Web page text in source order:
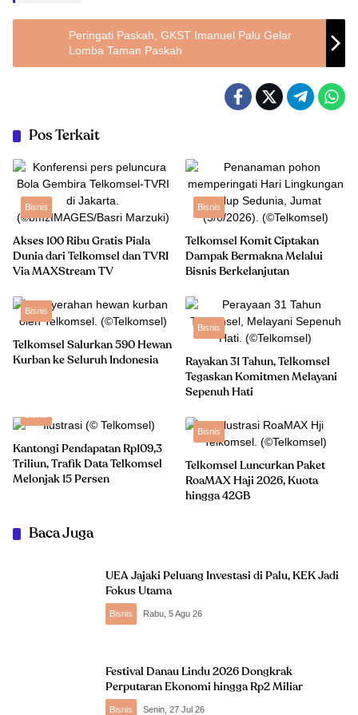
Peringati Paskah, GKST Imanuel Palu Gelar
Lomba Taman Paskah
Pos Terkait
Bisnis
Akses 100 Ribu Gratis Piala
Dunia dari Telkomsel dan TVRI
Via MAXStream TV
Bisnis
Telkomsel Komit Ciptakan
Dampak Bermakna Melalui
Bisnis Berkelanjutan
Bisnis
Telkomsel Salurkan 590 Hewan
Kurban ke Seluruh Indonesia
Bisnis
Rayakan 31 Tahun, Telkomsel
Tegaskan Komitmen Melayani
Sepenuh Hati
Kantongi Pendapatan Rp109,3
Triliun, Trafik Data Telkomsel
Melonjak 15 Persen
Bisnis
Telkomsel Luncurkan Paket
RoaMAX Haji 2026, Kuota
hingga 42GB
Baca Juga
UEA Jajaki Peluang Investasi di Palu, KEK Jadi
Fokus Utama
Bisnis Rabu, 5 Agu 26
Festival Danau Lindu 2026 Dongkrak
Perputaran Ekonomi hingga Rp2 Miliar
Bisnis Senin, 27 Jul 26